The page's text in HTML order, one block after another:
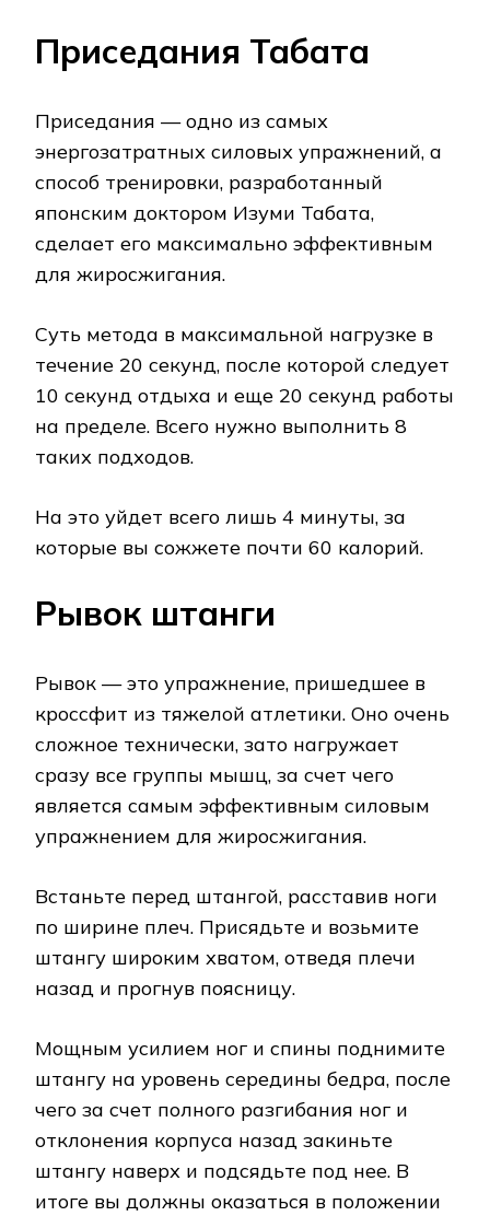
Приседания Табата
Приседания — одно из самых
энергозатратных силовых упражнений, а
способ тренировки, разработанный
японским доктором Изуми Табата,
сделает его максимально эффективным
для жиросжигания.
Суть метода в максимальной нагрузке в
течение 20 секунд, после которой следует
10 секунд отдыха и еще 20 секунд работы
на пределе. Всего нужно выполнить 8
таких подходов.
На это уйдет всего лишь 4 минуты, за
которые вы сожжете почти 60 калорий.
Рывок штанги
Рывок — это упражнение, пришедшее в
кроссфит из тяжелой атлетики. Оно очень
сложное технически, зато нагружает
сразу все группы мышц, за счет чего
является самым эффективным силовым
упражнением для жиросжигания.
Встаньте перед штангой, расставив ноги
по ширине плеч. Присядьте и возьмите
штангу широким хватом, отведя плечи
назад и прогнув поясницу.
Мощным усилием ног и спины поднимите
штангу на уровень середины бедра, после
чего за счет полного разгибания ног и
отклонения корпуса назад закиньте
штангу наверх и подсядьте под нее. В
итоге вы должны оказаться в положении